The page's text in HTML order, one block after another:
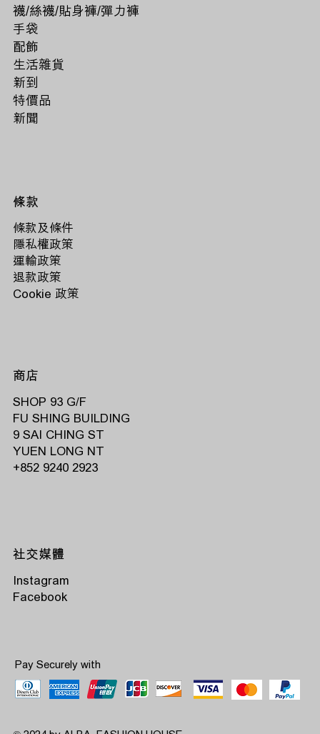
襪/絲襪/貼身褲/彈力褲
手袋
配飾
生活雜貨
新到
特價品
新聞
條款及條件
隱私權政策
運輸政策
退款政策
Cookie 政策
條款
SHOP 93 G/F
FU SHING BUILDING
9 SAI CHING ST
YUEN LONG NT
‭+852 9240 2923‬
商店
Instagram
Facebook
社交媒體
Pay Securely with